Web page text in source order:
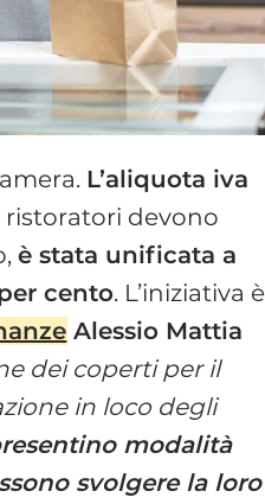
L’aliquota iva
ristoratori devono
è stata unificata a
cento. L’iniziativa è
Alessio Mattia
dei coperti per il
in loco degli
modalità
svolgere la loro